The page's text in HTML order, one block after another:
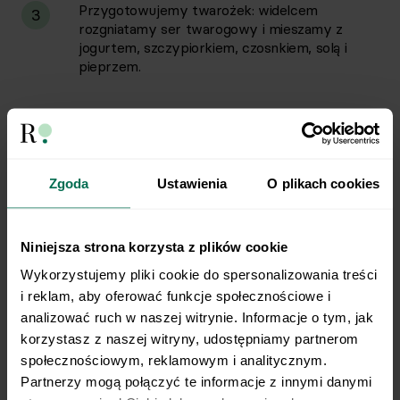
Zgoda Ustawienia O plikach cookies
Niniejsza strona korzysta z plików cookie
Wykorzystujemy pliki cookie do spersonalizowania treści
i reklam, aby oferować funkcje społecznościowe i
analizować ruch w naszej witrynie. Informacje o tym, jak
korzystasz z naszej witryny, udostępniamy partnerom
społecznościowym, reklamowym i analitycznym.
Partnerzy mogą połączyć te informacje z innymi danymi
3
Przygotowujemy twarożek: widelcem
rozgniatamy ser twarogowy i mieszamy z
jogurtem, szczypiorkiem, czosnkiem, solą i
pieprzem.
4
Przygotowujemy marynatę: mieszamy oliwę,
sok z cytryny, sos sojowy, miód i czosnek.
Krewetki marynujemy i podsmażamy na
rozgrzanej patelni przez ok. 5 minut.
6
Na chrupiące pieczywo układamy twarożek i
krewetki.
7 Całość posypujemy posiekaną natką pietruszki.